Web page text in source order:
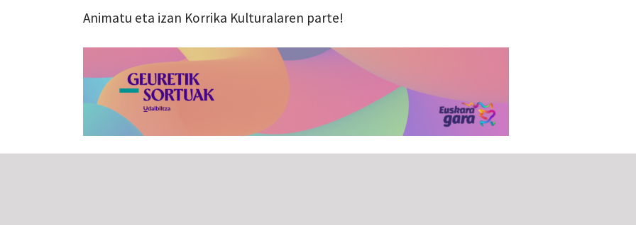
Animatu eta izan Korrika Kulturalaren parte!